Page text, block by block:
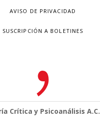
AVISO DE PRIVACIDAD
SUSCRIPCIÓN A BOLETINES
Crítica y Psicoanálisis A.C.